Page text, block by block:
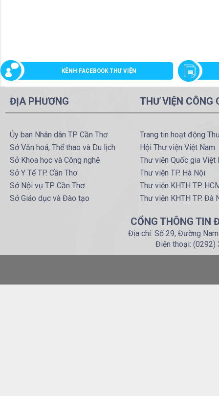
KÊNH FACEBOOK THƯ VIỆN
ĐỊA PHƯƠNG
Ủy ban Nhân dân TP. Cần Thơ
Sở Văn hoá, Thể thao và Du lịch
Sở Khoa học và Công nghệ
Sở Y Tế TP. Cần Thơ
Sở Nội vụ TP. Cần Thơ
Sở Giáo dục và Đào tạo
THƯ VIỆN CÔNG
Trang tin hoạt động
Hội Thư viện Việt Nam
Thư viện Quốc gia Việt
Thư viện TP. Hà Nội
Thư viện KHTH TP.
Thư viện KHTH TP. Đà
CỔNG THÔNG TIN
Địa chỉ: Số 29, Đường
Điện thoại: (0292)